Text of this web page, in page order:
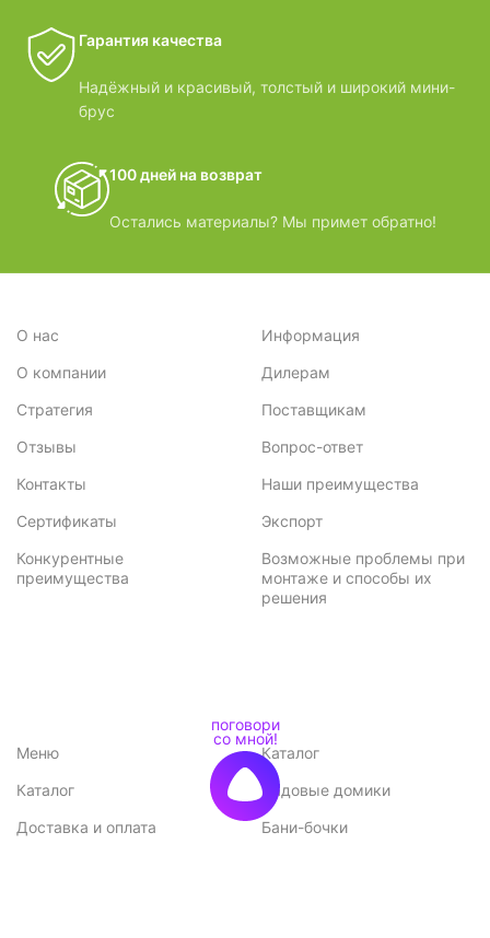
Гарантия качества
Надёжный и красивый, толстый и широкий мини-
брус
100 дней на возврат
Остались материалы? Мы примет обратно!
О нас
О компании
Стратегия
Отзывы
Контакты
Сертификаты
Конкурентные
преимущества
Информация
Дилерам
Поставщикам
Вопрос-ответ
Наши преимущества
Экспорт
Возможные проблемы при
монтаже и способы их
решения
Меню
Каталог
Доставка и оплата
Каталог
Садовые домики
Бани-бочки